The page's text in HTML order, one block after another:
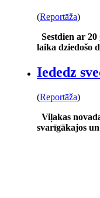
(Reportāža)
Sestdien ar
laika dziedošo
Iededz
(Reportāža)
Viļakas
svarīgākajos